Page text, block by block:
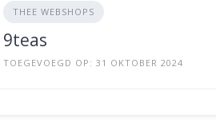
THEE WEBSHOPS
9teas
TOEGEVOEGD OP: 31 OKTOBER 2024